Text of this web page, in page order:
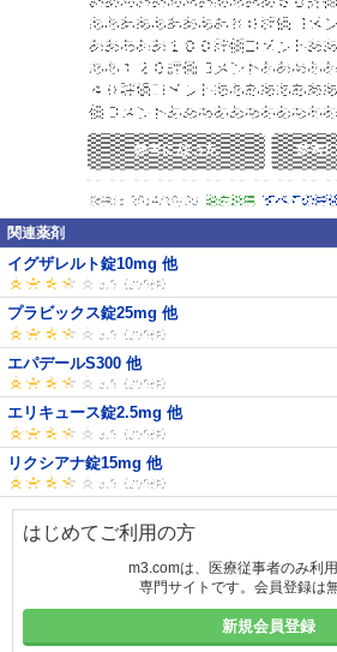
関連薬剤
イグザレルト錠10mg 他
プラビックス錠25mg 他
エパデールS300 他
エリキュース錠2.5mg 他
リクシアナ錠15mg 他
はじめてご利用の方
m3.comは、医療従事者のみ利
専門サイトです。会員登録は
新規会員登録